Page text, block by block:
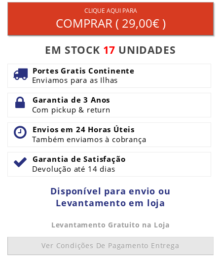
CLIQUE AQUI PARA
COMPRAR ( 29,00€)
EM STOCK 17 UNIDADES
Portes Gratis Continente
Enviamos para as Ilhas
Garantia de 3 Anos
Com pickup & return
Envios em 24 Horas Úteis
Também enviamos à cobrança
Garantia de Satisfação
Devolução até 14 dias
Disponível para envio ou
Levantamento em loja
Levantamento Gratuito na Loja
Ver Condições De Pagamento Entrega